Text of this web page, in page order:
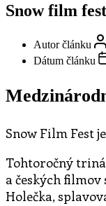
Snow film
Autor článku
Dátum článku
Snow Film Fest
Tohtoročný
a českých
Holečka,